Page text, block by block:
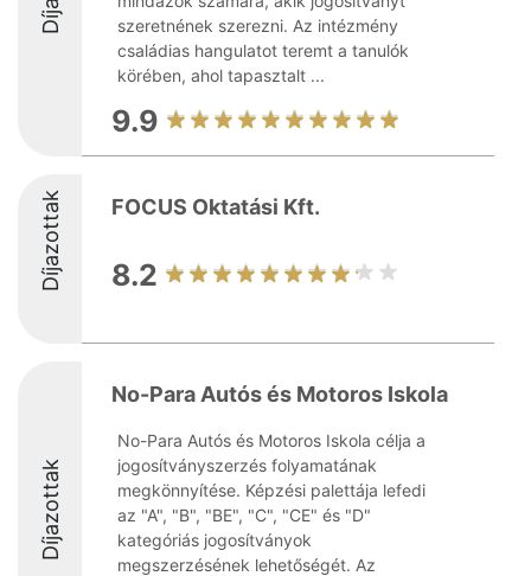
szeretnének szerezni. Az intézmény
családias hangulatot teremt a tanulók
körében, ahol tapasztalt ...
9.9
Díjazottak FOCUS Oktatási Kft.
8.2
Díjazottak
No-Para Autós és Motoros Iskola
No-Para Autós és Motoros Iskola célja a
jogosítványszerzés folyamatának
megkönnyítése. Képzési palettája lefedi
az "A", "B", "BE", "C", "CE" és "D"
kategóriás jogosítványok
megszerzésének lehetőségét. Az